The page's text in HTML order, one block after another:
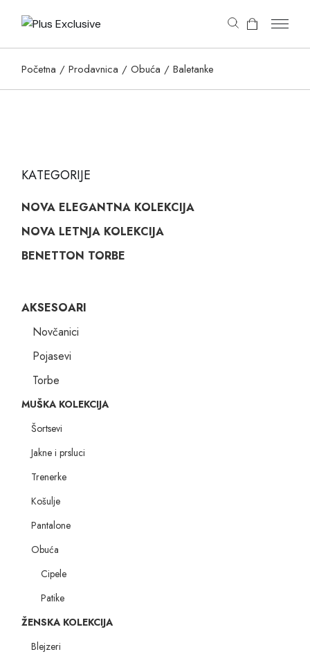
Početna Prodavnica Obuća Baletanke
KATEGORIJE
NOVA ELEGANTNA KOLEKCIJA
NOVA LETNJA KOLEKCIJA
BENETTON TORBE
AKSESOARI
Novčanici
Pojasevi
Torbe
MUŠKA KOLEKCIJA
Šortsevi
Jakne i prsluci
Trenerke
Košulje
Pantalone
Obuća
Cipele
Patike
ŽENSKA KOLEKCIJA
Blejzeri